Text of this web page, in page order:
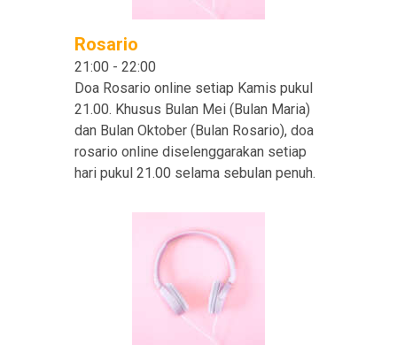
Rosario
21:00 - 22:00
Doa Rosario online setiap Kamis pukul
21.00. Khusus Bulan Mei (Bulan Maria)
dan Bulan Oktober (Bulan Rosario), doa
rosario online diselenggarakan setiap
hari pukul 21.00 selama sebulan penuh.